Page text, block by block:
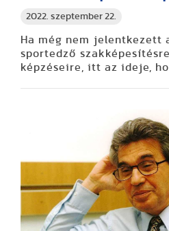
2022. szeptember 22.
Ha még nem jelentkezett
sportedző
képzéseire, itt az ideje,